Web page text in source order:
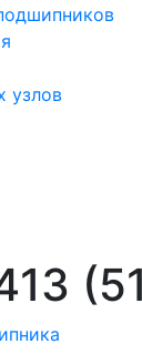
узлов